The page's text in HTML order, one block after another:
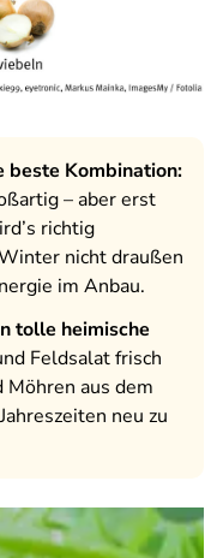
beste Kombination:
– aber erst
richtig
nicht draußen
im Anbau.
tolle heimische
Feldsalat frisch
Möhren aus dem
neu zu